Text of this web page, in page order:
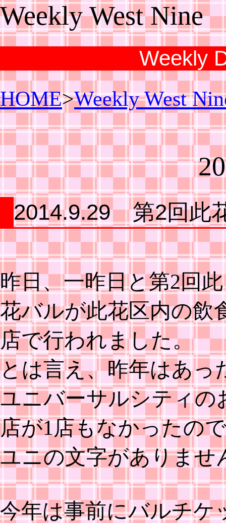
Weekly West Nine
Weekly
HOME>Weekly West
2014.9.29 第2回此
昨日、一昨日と第2回此
花バルが此花区内の飲
店で行われました。
とは言え、昨年はあっ
ユニバーサルシティの
店が1店もなかったので
ユニの文字がありませ
今年は事前にバルチケ